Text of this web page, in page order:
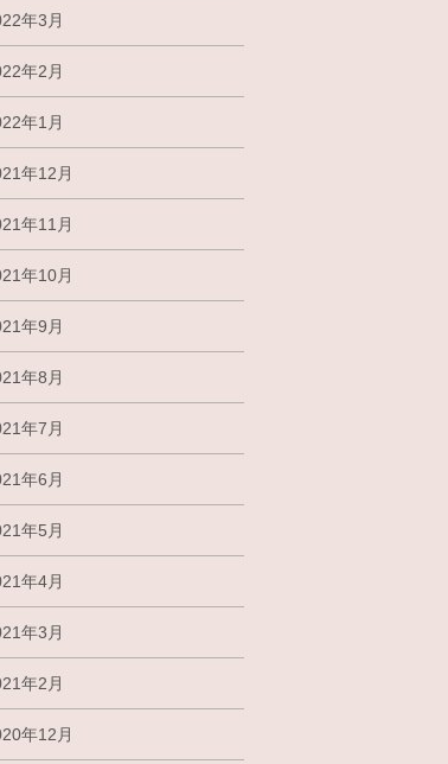
年3月
年2月
年1月
年12月
年11月
年10月
年9月
年8月
年7月
年6月
年5月
年4月
年3月
年2月
年12月